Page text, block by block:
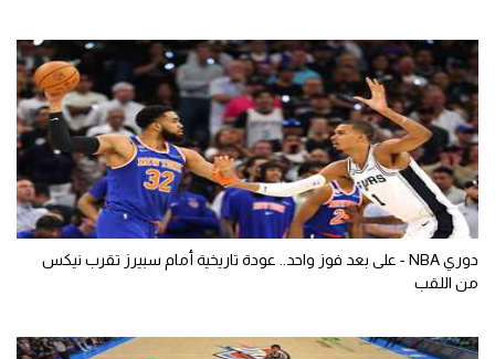
دوري NBA - على بعد فوز واحد.. عودة تاريخية أمام سبيرز تقرب نيكس
من اللقب